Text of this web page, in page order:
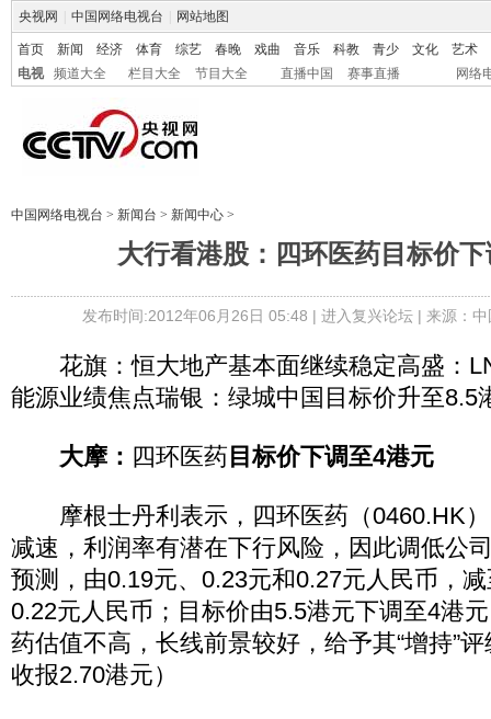
央视网 中国网络电视台 网站地图
首页 新闻 经济 体育 综艺 春晚 戏曲 音乐 科教 青少 文化
艺术
电视
频道大全 栏目大全 节目大全 直播中国 赛事直播 网络
中国网络电视台 > 新闻台 > 新闻中心 >
大行看港股：四环医药目标价
发布时间:2012年06月26日 05:48 | 进入复兴论坛| 来源：
花旗：恒大地产基本面继续稳定高盛：
能源业绩焦点瑞银：绿城中国目标价升至8.5
大摩： 四环医药 目标价下调至4港元
摩根士丹利表示，四环医药（0460.HK）
减速，利润率有潜在下行风险，因此调低公
预测，由0.19元、0.23元和0.27元人民币，
0.22元人民币；目标价由5.5港元下调至4港
药估值不高，长线前景较好，给予其“增持”
收报2.70港元）